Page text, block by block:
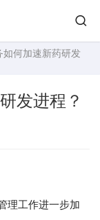
如何加速新药研发
发进程？
工作进一步加